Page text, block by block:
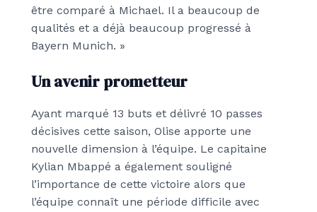
être comparé à Michael. Il a beaucoup de
qualités et a déjà beaucoup progressé à
Bayern Munich. »
Un avenir prometteur
Ayant marqué 13 buts et délivré 10 passes
décisives cette saison, Olise apporte une
nouvelle dimension à l’équipe. Le capitaine
Kylian Mbappé a également souligné
l’importance de cette victoire alors que
l’équipe connaît une période difficile avec